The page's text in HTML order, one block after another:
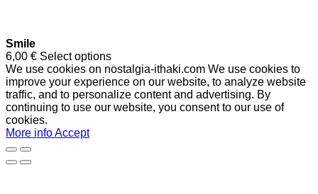
Smile
6,00 € Select options
We use cookies on nostalgia-ithaki.com We use cookies to
improve your experience on our website, to analyze website
traffic, and to personalize content and advertising. By
continuing to use our website, you consent to our use of
cookies.
More infoAccept